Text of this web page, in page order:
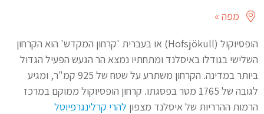
מפה »
הופסיוקול (Hofsjökull) או בעברית 'קרחון המקדש' הוא הקרחון
השלישי בגודלו באיסלנד ומתחתיו נמצא הר הגעש הפעיל הגדול
ביותר במדינה. הקרחון משתרע על שטח של 925 קמ"ר, ומגיע
לגובה של 1765 מטר בפסגתו. קרחון הופסיוקול ממוקם במרכז
הרמות ההרריות של איסלנד מצפון להרי קרלינגרפיוטל